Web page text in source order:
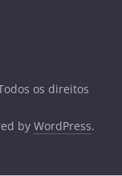
os direitos
by WordPress.